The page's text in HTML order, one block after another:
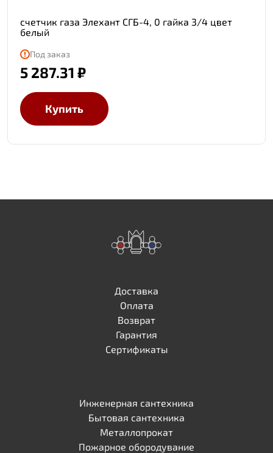
счетчик газа Элехант СГБ-4, 0 гайка 3/4 цвет
белый
Под заказ
5 287.31 ₽
Купить
Доставка
Оплата
Возврат
Гарантия
Сертификаты
Инженерная сантехника
Бытовая сантехника
Металлопрокат
Пожарное обородувание